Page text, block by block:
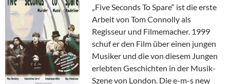
„Five Seconds To Spare“ ist die erste
Arbeit von Tom Connolly als
Regisseur und Filmemacher. 1999
schuf er den Film über einen jungen
Musiker und die von diesem Jungen
erlebten Geschichten in der Musik-
Szene von London. Die e-m-s new